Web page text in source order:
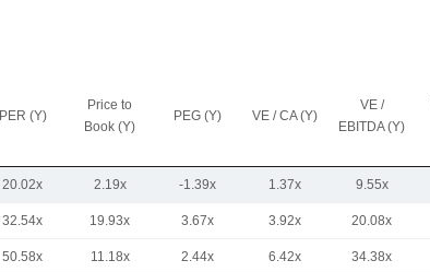
PER (Y)
Price to
Book (Y)
PEG (Y) VE / CA (Y)
VE /
EBITDA (Y)
20.02x 2.19x -1.39x 1.37x 9.55x
32.54x 19.93x 3.67x 3.92x 20.08x
50.58x 11.18x 2.44x 6.42x 34.38x